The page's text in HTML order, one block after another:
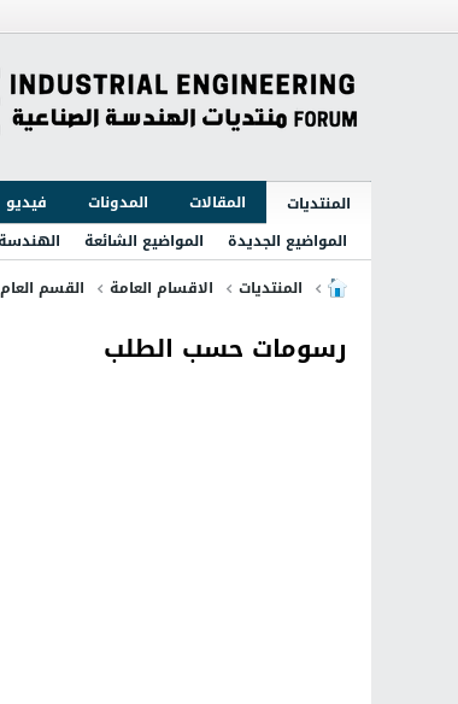
المنتديات المقالات المدونات فيديو
المواضيع الجديدة
المواضيع الشائعة
المنتديات
الاقسام العامة القسم العام
رسومات حسب الطلب